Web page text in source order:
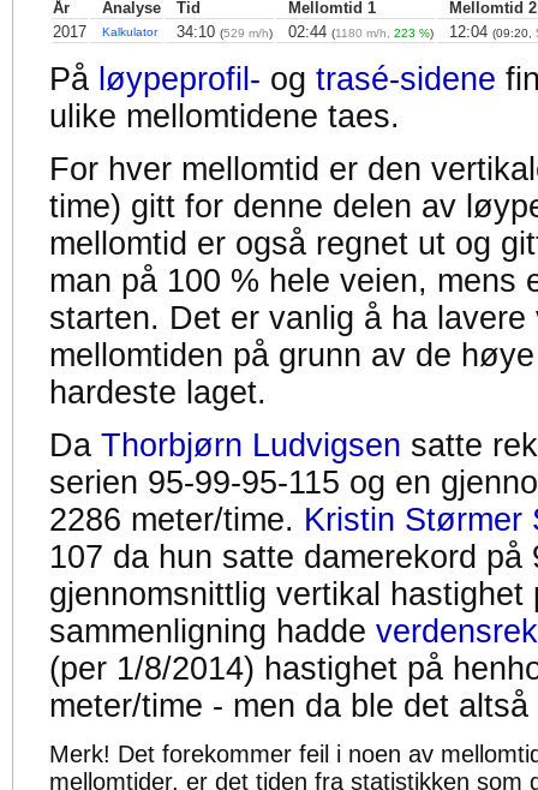
År Analyse Tid Mellomtid 1
Mellomtid 2
2017
Kalkulator 34:10 (529 m/h) 02:44 (1180 m/h, 223 %) 12:04 (09:20,
På løypeprofil- og trasé-sidene
ulike mellomtidene taes.
For hver mellomtid er den
time) gitt for denne delen av
mellomtid er også regnet ut og
man på 100 % hele veien, mens
starten. Det er vanlig å ha
mellomtiden på grunn av de
hardeste laget.
Da Thorbjørn Ludvigsen satte
serien 95-99-95-115 og en
2286 meter/time. Kristin Størmer
107 da hun satte damerekord på
gjennomsnittlig vertikal hastighet
sammenligning hadde
(per 1/8/2014) hastighet på
meter/time - men da ble det
Merk! Det forekommer feil i noen av
mellomtider, er det tiden fra statistikken som